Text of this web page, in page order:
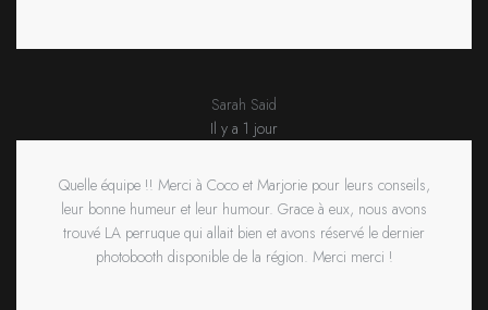
Sarah Said
Il y a 1 jour
Quelle équipe !! Merci à Coco et Marjorie pour leurs conseils,
leur bonne humeur et leur humour. Grace à eux, nous avons
trouvé LA perruque qui allait bien et avons réservé le dernier
photobooth disponible de la région. Merci merci !